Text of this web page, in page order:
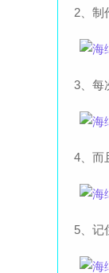
2、制
3、每
4、而
5、记